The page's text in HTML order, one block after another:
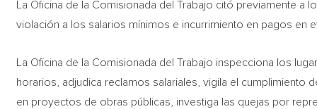
La Oficina de la Comisionada del Trabajo citó previamente a
violación a los salarios mínimos e incurrimiento en pagos en
La Oficina de la Comisionada del Trabajo inspecciona los
horarios, adjudica reclamos salariales, vigila el cumplimiento
en proyectos de obras públicas, investiga las quejas por